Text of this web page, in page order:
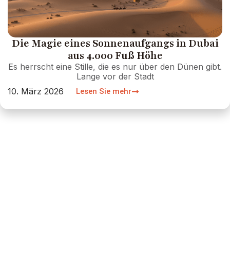
Die Magie eines Sonnenaufgangs in Dubai
aus 4.000 Fuß Höhe
Es herrscht eine Stille, die es nur über den Dünen gibt.
Lange vor der Stadt
10. März 2026
Lesen Sie mehr